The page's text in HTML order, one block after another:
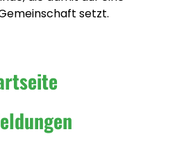
setzt.